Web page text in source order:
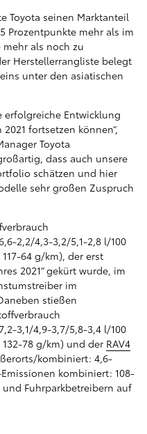
Toyota seinen Marktanteil
Prozentpunkte mehr als im
mehr als noch zu
Herstellerrangliste belegt
unter den asiatischen
erfolgreiche Entwicklung
fortsetzen können“,
Toyota
dass auch unsere
schätzen und hier
sehr großen Zuspruch
2,2/4,3-3,2/5,1-2,8 l/100
64 g/km), der erst
2021“ gekürt wurde, im
im
stießen
3,1/4,9-3,7/5,8-3,4 l/100
78 g/km) und der RAV4
kombiniert: 4,6-
kombiniert: 108-
Fuhrparkbetreibern auf